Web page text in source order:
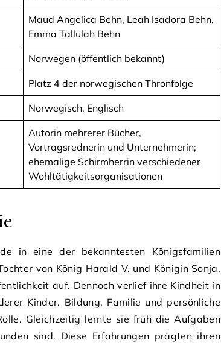
Maud Angelica Behn, Leah Isadora Behn,
Emma Tallulah Behn
Norwegen (öffentlich bekannt)
Platz 4 der norwegischen Thronfolge
Norwegisch, Englisch
Autorin mehrerer Bücher,
Vortragsrednerin und Unternehmerin;
ehemalige Schirmherrin verschiedener
Wohltätigkeitsorganisationen
in eine der bekanntesten Königsfamilien
von König Harald V. und Königin Sonja.
auf. Dennoch verlief ihre Kindheit in
Kinder. Bildung, Familie und persönliche
Gleichzeitig lernte sie früh die Aufgaben
sind. Diese Erfahrungen prägten ihren